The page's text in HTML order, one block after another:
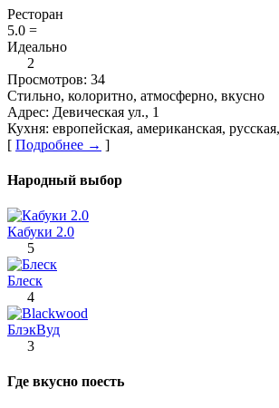
Ресторан
5.0 =
Идеально
2
Просмотров: 34
Стильно, колоритно, атмосферно, вкусно
Адрес: Девическая ул., 1
Кухня: европейская, американская,
[ Подробнее → ]
Народный выбор
Кабуки 2.0
5
Блеск
4
БлэкВуд
3
Где вкусно поесть